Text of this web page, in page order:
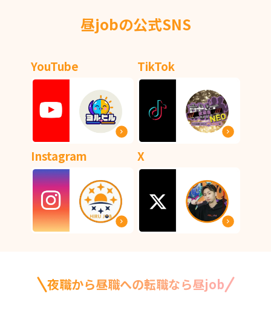
昼jobの公式SNS
YouTube TikTok
Instagram X
夜職から昼職への転職なら昼job